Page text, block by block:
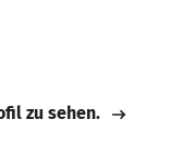
zu sehen.